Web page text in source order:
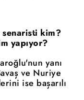
kim?
yapıyor?
yanı
ve Nuriye
ise başarılı